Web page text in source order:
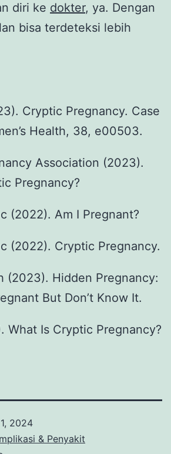
diri ke dokter, ya. Dengan
bisa terdeteksi lebih
Cryptic Pregnancy. Case
Health, 38, e00503.
Association (2023).
Pregnancy?
(2022). Am I Pregnant?
(2022). Cryptic Pregnancy.
(2023). Hidden Pregnancy:
But Don’t Know It.
What Is Cryptic Pregnancy?
2024
& Penyakit